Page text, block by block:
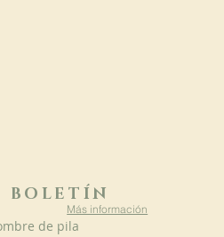
BOLETÍN
Más información
de pila